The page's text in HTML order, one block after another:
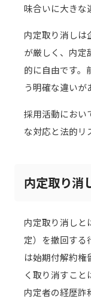
味合いに大きな
内定取り消しは
が厳しく、内定
的に自由です。
う明確な違いが
採用活動におい
な対応と法的リ
内定取り消
内定取り消しと
定）を撤回する
は始期付解約権
く取り消すこと
内定者の経歴詐